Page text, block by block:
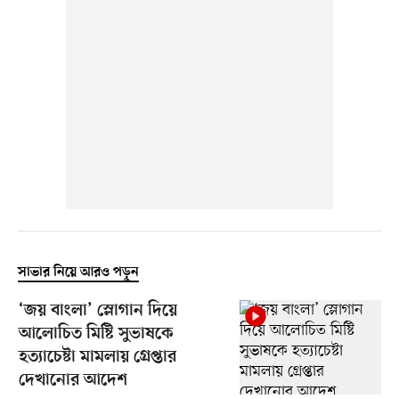
সাভার নিয়ে আরও পড়ুন
‘জয় বাংলা’ স্লোগান দিয়ে
আলোচিত মিষ্টি সুভাষকে
হত্যাচেষ্টা মামলায় গ্রেপ্তার
দেখানোর আদেশ